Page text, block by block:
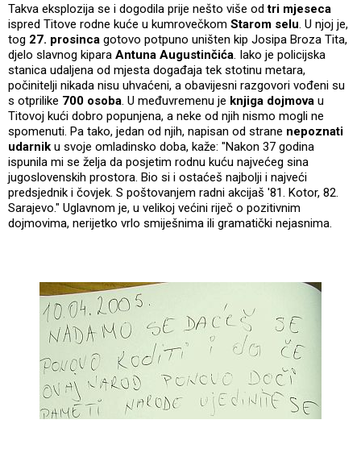
Takva eksplozija se i dogodila prije nešto više odtri mjeseca
ispred Titove rodne kuće u kumrovečkom Starom selu. U njoj je,
tog 27. prosinca gotovo potpuno uništen kip Josipa Broza Tita,
djelo slavnog kipara Antuna Augustinčića. Iako je policijska
stanica udaljena od mjesta događaja tek stotinu metara,
počinitelji nikada nisu uhvaćeni, a obavijesni razgovori vođeni su
s otprilike 700 osoba. U međuvremenu je knjiga dojmova u
Titovoj kući dobro popunjena, a neke od njih nismo mogli ne
spomenuti. Pa tako, jedan od njih, napisan od strane nepoznati
udarnik u svoje omladinsko doba, kaže: "Nakon 37 godina
ispunila mi se želja da posjetim rodnu kuću najvećeg sina
jugoslovenskih prostora. Bio si i ostaćeš najbolji i najveći
predsjednik i čovjek. S poštovanjem radni akcijaš '81. Kotor, 82.
Sarajevo." Uglavnom je, u velikoj većini riječ o pozitivnim
dojmovima, nerijetko vrlo smiješnima ili gramatički nejasnima.